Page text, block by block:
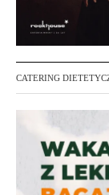
CATERING